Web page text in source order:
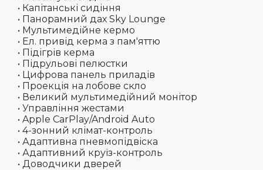
• Капітанські сидіння
• Панорамний дах Sky Lounge
• Мультимедійне кермо
• Ел. привід керма з пам'яттю
• Підігрів керма
• Підрульові пелюстки
• Цифрова панель приладів
• Проекція на лобове скло
• Великий мультимедійний монітор
• Управління жестами
• Apple CarPlay/Android Auto
• 4-зонний клімат-контроль
• Адаптивна пневмопідвіска
• Адаптивний круїз-контроль
• Доводчики дверей